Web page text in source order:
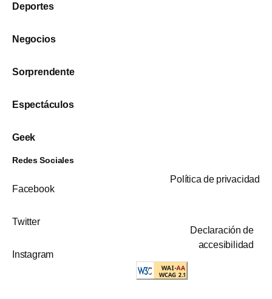
Deportes
Negocios
Sorprendente
Espectáculos
Geek
Redes Sociales
Facebook
Twitter
Instagram
Política de privacidad
Declaración de
accesibilidad